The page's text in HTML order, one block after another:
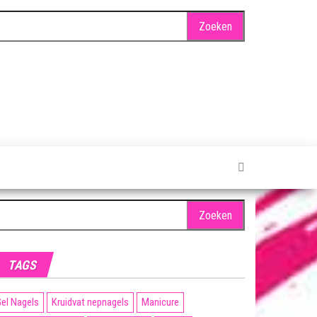
TAGS
Nagels Kruidvat nepnagels
Manicure